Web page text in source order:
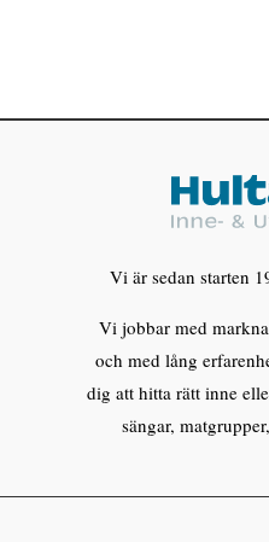
Vi är sedan starten
Vi jobbar med
och med lång
dig att hitta rätt inne
sängar,